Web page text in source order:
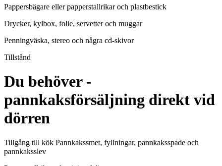
Pappersbägare eller papperstallrikar och plastbestick
Drycker, kylbox, folie, servetter och muggar
Penningväska, stereo och några cd-skivor
Tillstånd
Du behöver -
pannkaksförsäljning direkt vid
dörren
Tillgång till kök Pannkakssmet, fyllningar, pannkaksspade och
pannkaksslev